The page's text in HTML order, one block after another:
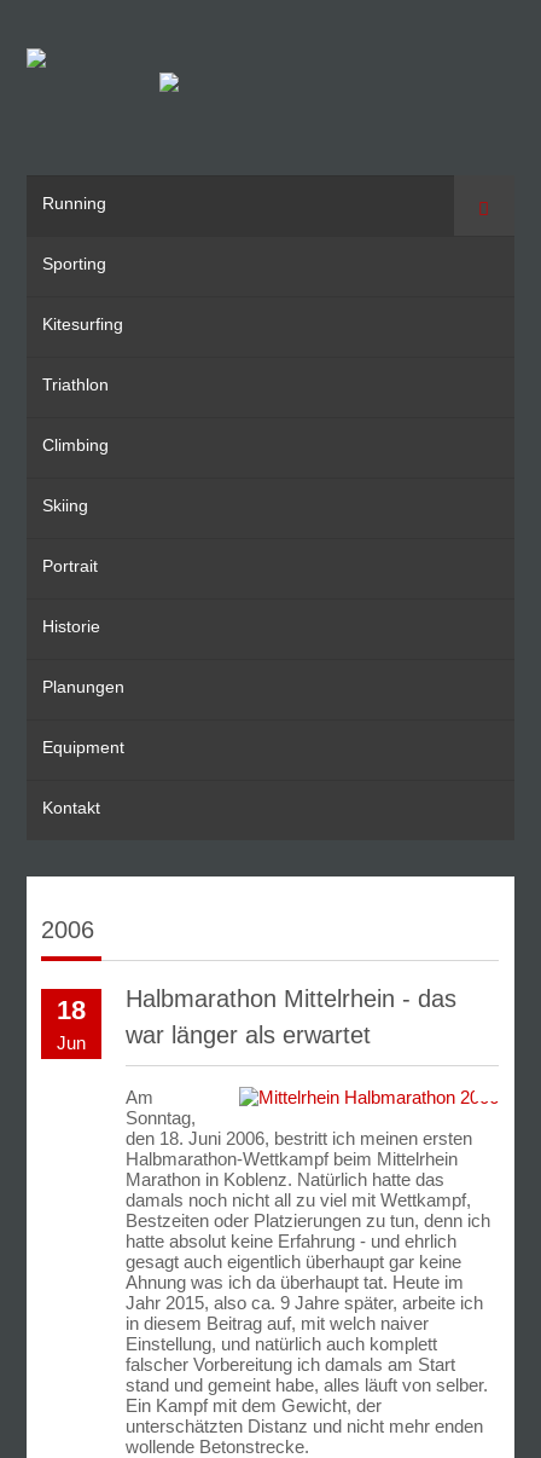
Running
Sporting
Kitesurfing
Triathlon
Climbing
Skiing
Portrait
Historie
Planungen
Equipment
Kontakt
Suche
2006
18
Jun
Halbmarathon Mittelrhein - das
war länger als erwartet
Am
Sonntag,
den 18. Juni 2006, bestritt ich meinen ersten
Halbmarathon-Wettkampf beim Mittelrhein
Marathon in Koblenz. Natürlich hatte das
damals noch nicht all zu viel mit Wettkampf,
Bestzeiten oder Platzierungen zu tun, denn ich
hatte absolut keine Erfahrung - und ehrlich
gesagt auch eigentlich überhaupt gar keine
Ahnung was ich da überhaupt tat. Heute im
Jahr 2015, also ca. 9 Jahre später, arbeite ich
in diesem Beitrag auf, mit welch naiver
Einstellung, und natürlich auch komplett
falscher Vorbereitung ich damals am Start
stand und gemeint habe, alles läuft von selber.
Ein Kampf mit dem Gewicht, der
unterschätzten Distanz und nicht mehr enden
wollende Betonstrecke.